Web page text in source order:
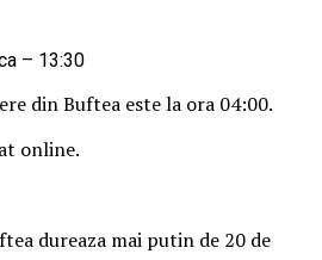
– 13:30
din Buftea este la ora 04:00.
online.
dureaza mai putin de 20 de